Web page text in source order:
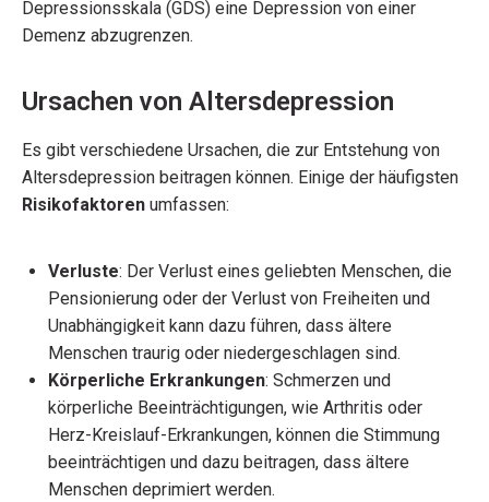
Depressionsskala (GDS) eine Depression von einer
Demenz abzugrenzen.
Ursachen von Altersdepression
Es gibt verschiedene Ursachen, die zur Entstehung von
Altersdepression beitragen können. Einige der häufigsten
Risikofaktoren umfassen:
Verluste: Der Verlust eines geliebten Menschen, die
Pensionierung oder der Verlust von Freiheiten und
Unabhängigkeit kann dazu führen, dass ältere
Menschen traurig oder niedergeschlagen sind.
Körperliche Erkrankungen: Schmerzen und
körperliche Beeinträchtigungen, wie Arthritis oder
Herz-Kreislauf-Erkrankungen, können die Stimmung
beeinträchtigen und dazu beitragen, dass ältere
Menschen deprimiert werden.